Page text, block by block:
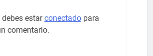
debes estarconectado para
comentario.